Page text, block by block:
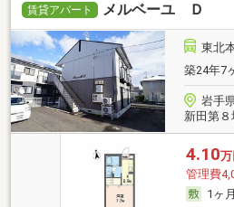
賃貸アパート メルベーユ Ｄ
東北
築24年7
岩手
新田第８
4.10万
管理費
1ヶ月